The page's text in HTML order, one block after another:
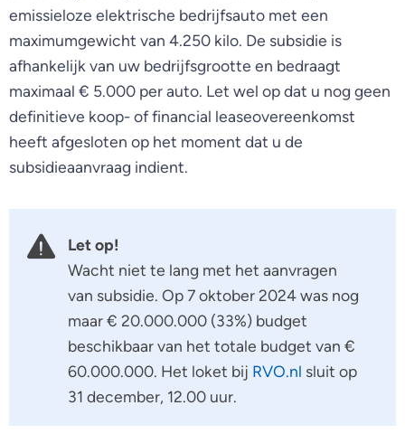
emissieloze elektrische bedrijfsauto met een
maximumgewicht van 4.250 kilo. De subsidie is
afhankelijk van uw bedrijfsgrootte en bedraagt
maximaal € 5.000 per auto. Let wel op dat u nog geen
definitieve koop- of financial leaseovereenkomst
heeft afgesloten op het moment dat u de
subsidieaanvraag indient.
Let op!
Wacht niet te lang met het aanvragen
van subsidie. Op 7 oktober 2024 was nog
maar € 20.000.000 (33%) budget
beschikbaar van het totale budget van €
60.000.000. Het loket bij RVO.nl sluit op
31 december, 12.00 uur.